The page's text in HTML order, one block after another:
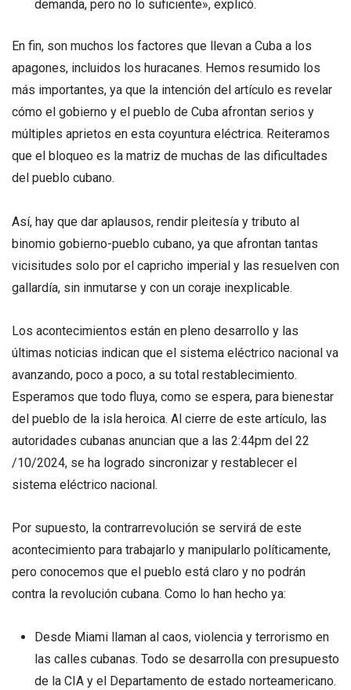
demanda, pero no lo suficiente», explicó.
En fin, son muchos los factores que llevan a Cuba a los
apagones, incluidos los huracanes. Hemos resumido los
más importantes, ya que la intención del artículo es revelar
cómo el gobierno y el pueblo de Cuba afrontan serios y
múltiples aprietos en esta coyuntura eléctrica. Reiteramos
que el bloqueo es la matriz de muchas de las dificultades
del pueblo cubano.
Así, hay que dar aplausos, rendir pleitesía y tributo al
binomio gobierno-pueblo cubano, ya que afrontan tantas
vicisitudes solo por el capricho imperial y las resuelven con
gallardía, sin inmutarse y con un coraje inexplicable.
Los acontecimientos están en pleno desarrollo y las
últimas noticias indican que el sistema eléctrico nacional va
avanzando, poco a poco, a su total restablecimiento.
Esperamos que todo fluya, como se espera, para bienestar
del pueblo de la isla heroica. Al cierre de este artículo, las
autoridades cubanas anuncian que a las 2:44pm del 22
/10/2024, se ha logrado sincronizar y restablecer el
sistema eléctrico nacional.
Por supuesto, la contrarrevolución se servirá de este
acontecimiento para trabajarlo y manipularlo políticamente,
pero conocemos que el pueblo está claro y no podrán
contra la revolución cubana. Como lo han hecho ya:
Desde Miami llaman al caos, violencia y terrorismo en
las calles cubanas. Todo se desarrolla con presupuesto
de la CIA y el Departamento de estado norteamericano.